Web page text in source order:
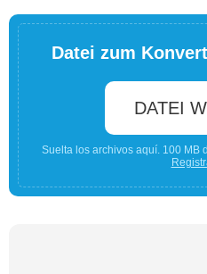
Datei zum
DATEI
Suelta los archivos aquí. 100 MB